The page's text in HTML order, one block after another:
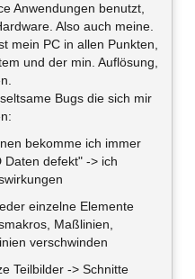
Anwendungen benutzt,
Also auch meine.
mein PC in allen Punkten,
und der min. Auflösung,
Bugs die sich mir
bekomme ich immer
defekt" -> ich
einzelne Elemente
Maßlinien,
verschwinden
Teilbilder -> Schnitte